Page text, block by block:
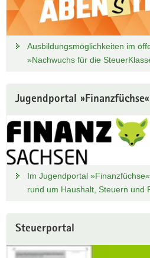
Ausbildungsmöglichkeiten im
»Nachwuchs für die
Jugendportal »Finanzfüchse«
Im Jugendportal
rund um Haushalt, Steuern und
Steuerportal